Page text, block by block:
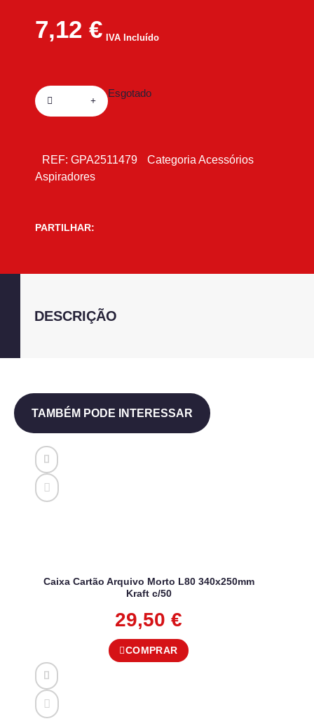
7,12 € IVA Incluído
Esgotado
REF: GPA2511479 Categoria Acessórios
Aspiradores
PARTILHAR:
DESCRIÇÃO
TAMBÉM PODE INTERESSAR
Caixa Cartão Arquivo Morto L80 340x250mm
Kraft c/50
29,50 €
COMPRAR